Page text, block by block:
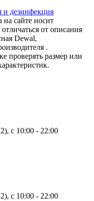
и дезинфекция
сайте носит
от описания
Dewal,
.
проверять размер или
c 10:00 - 22:00
c 10:00 - 22:00